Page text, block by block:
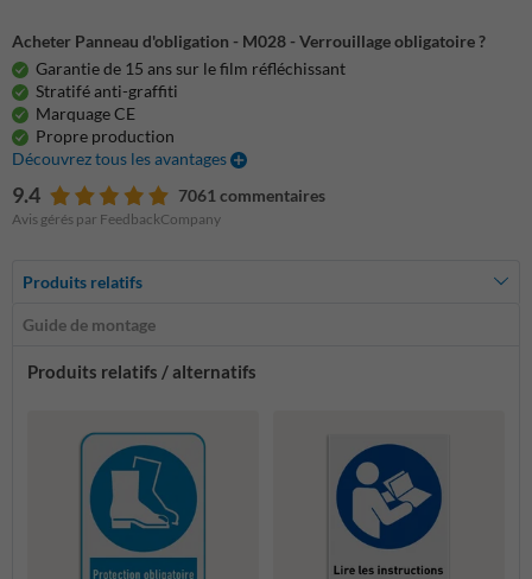
Acheter Panneau d'obligation - M028 - Verrouillage obligatoire ?
Garantie de 15 ans sur le film réfléchissant
Stratifé anti-graffiti
Marquage CE
Propre production
Découvrez tous les avantages
9.4 7061 commentaires
Avis gérés par FeedbackCompany
Produits relatifs
Guide de montage
Produits relatifs / alternatifs